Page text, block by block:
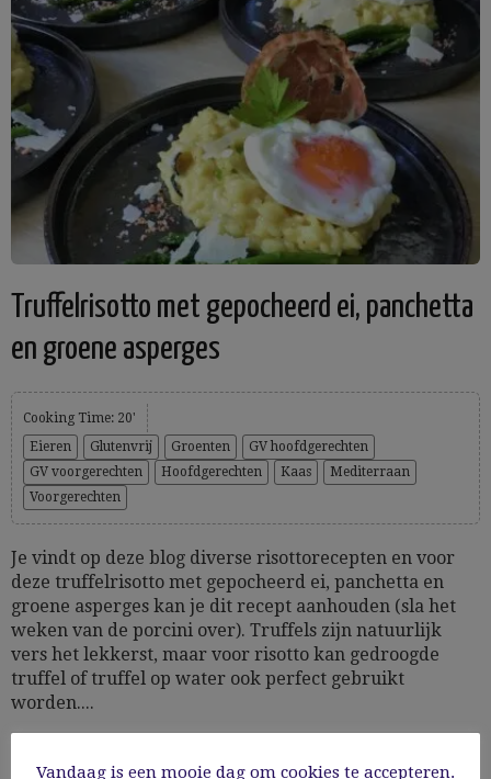
Truffelrisotto met gepocheerd ei, panchetta
en groene asperges
Cooking Time: 20'
Eieren
Glutenvrij Groenten
GV hoofdgerechten
GV voorgerechten
Hoofdgerechten Kaas
Mediterraan
Voorgerechten
Je vindt op deze blog diverse risottorecepten en voor
deze truffelrisotto met gepocheerd ei, panchetta en
groene asperges kan je dit recept aanhouden (sla het
weken van de porcini over). Truffels zijn natuurlijk
vers het lekkerst, maar voor risotto kan gedroogde
truffel of truffel op water ook perfect gebruikt
worden....
02/08/2021
Vandaag is een mooie dag om cookies te accepteren.